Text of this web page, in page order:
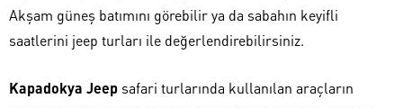
Akşam güneş batımını görebilir ya da sabahın keyifli
saatlerini jeep turları ile değerlendirebilirsiniz.
Kapadokya Jeep safari turlarında kullanılan araçların